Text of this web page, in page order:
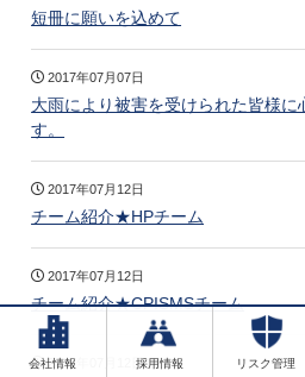
短冊に願いを込めて
2017年07月07日
大雨により被害を受けられた皆様に
す。
2017年07月12日
チーム紹介★HPチーム
2017年07月12日
チーム紹介★CPISMSチーム
2017年07月12日
会社情報 採用情報 リスク管理